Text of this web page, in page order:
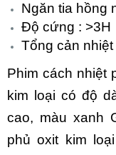
Ngăn tia hồng
Độ cứng : >3H
Tổng cản nhiệt
Phim cách nhiệt
kim loại có độ
cao, màu xanh
phủ oxit kim